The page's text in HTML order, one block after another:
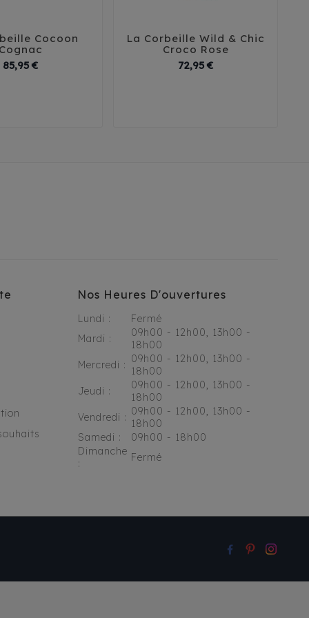

Cocoon
85,95 €Prix
  
La Corbeille Wild & Chic
Croco Rose
72,95 €Prix
Nos Heures D'ouvertures
Lundi :
Fermé
Mardi :
09h00 - 12h00, 13h00 -
18h00
Mercredi : 09h00 - 12h00, 13h00 -
18h00
Jeudi :
09h00 - 12h00, 13h00 -
18h00
Vendredi : 09h00 - 12h00, 13h00 -
18h00
Samedi :
09h00 - 18h00
Dimanche
:
Fermé